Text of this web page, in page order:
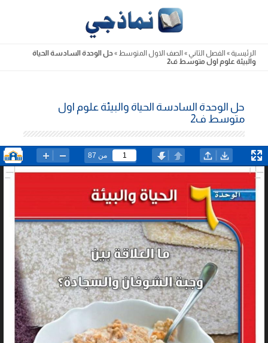
Skip
to
content
الرئيسية » الفصل الثاني » الصف الاول المتوسط »حل الوحدة السادسة الحياة
والبيئة علوم اول متوسط ف2
حل الوحدة السادسة الحياة والبيئة علوم اول
متوسط ف2